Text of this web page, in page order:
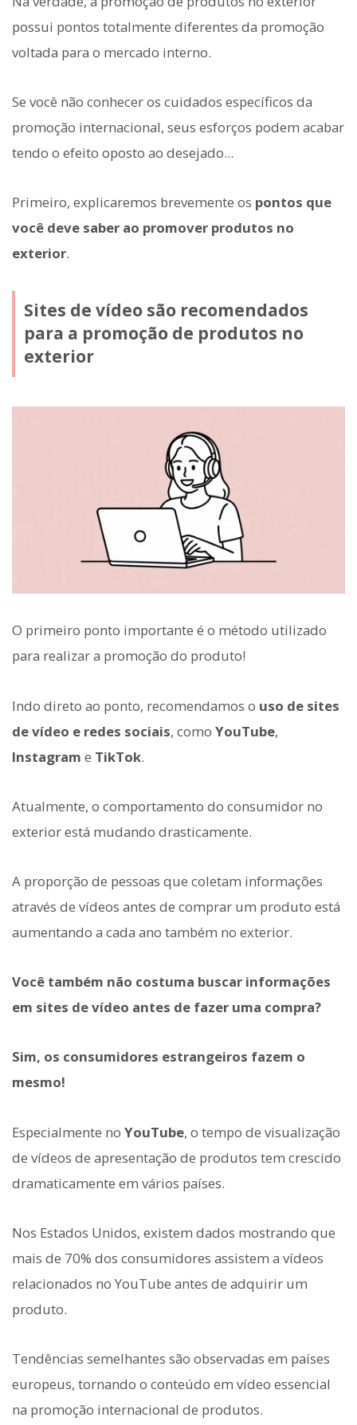
possui pontos totalmente diferentes da promoção
voltada para o mercado interno.
Se você não conhecer os cuidados específicos da
promoção internacional, seus esforços podem acabar
tendo o efeito oposto ao desejado...
Primeiro, explicaremos brevemente os pontos que
você deve saber ao promover produtos no
exterior.
Sites de vídeo são recomendados
para a promoção de produtos no
exterior
O primeiro ponto importante é o método utilizado
para realizar a promoção do produto!
Indo direto ao ponto, recomendamos o uso de sites
de vídeo e redes sociais, como YouTube,
Instagram e TikTok.
Atualmente, o comportamento do consumidor no
exterior está mudando drasticamente.
A proporção de pessoas que coletam informações
através de vídeos antes de comprar um produto está
aumentando a cada ano também no exterior.
Você também não costuma buscar informações
em sites de vídeo antes de fazer uma compra?
Sim, os consumidores estrangeiros fazem o
mesmo!
Especialmente no YouTube, o tempo de visualização
de vídeos de apresentação de produtos tem crescido
dramaticamente em vários países.
Nos Estados Unidos, existem dados mostrando que
mais de 70% dos consumidores assistem a vídeos
relacionados no YouTube antes de adquirir um
produto.
Tendências semelhantes são observadas em países
europeus, tornando o conteúdo em vídeo essencial
na promoção internacional de produtos.